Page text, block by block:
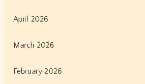
April 2026
March 2026
February 2026